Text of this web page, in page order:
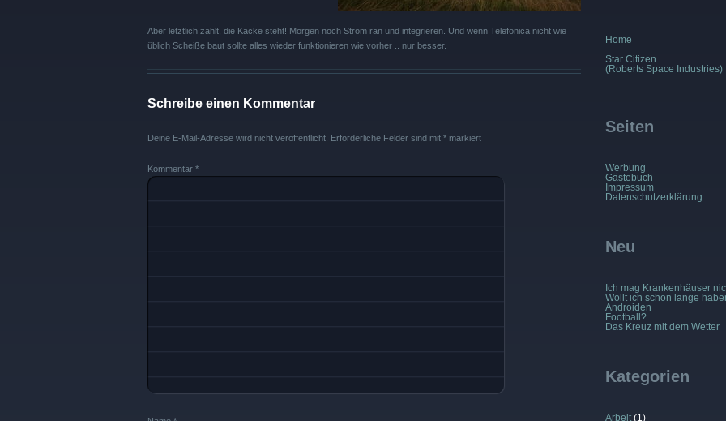
Aber letztlich zählt, die Kacke steht! Morgen noch Strom ran und integrieren. Und wenn Telefonica nicht wie
üblich Scheiße baut sollte alles wieder funktionieren wie vorher .. nur besser.
Schreibe einen Kommentar
Deine E-Mail-Adresse wird nicht veröffentlicht. Erforderliche Felder sind mit * markiert
Kommentar *
Home
Star Citizen
(Roberts Space Industries)
Seiten
Werbung
Gästebuch
Impressum
Datenschutzerklärung
Neu
Ich mag Krankenhäuser
Wollt ich schon lange
Androiden
Football?
Das Kreuz mit dem Wetter
Kategorien
Arbeit (1)